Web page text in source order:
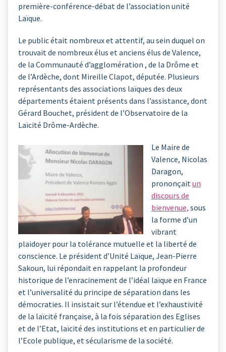
première-conférence-débat de l’association unité
Laïque.
Le public était nombreux et attentif, au sein duquel on
trouvait de nombreux élus et anciens élus de Valence,
de la Communauté d’agglomération , de la Drôme et
de l’Ardèche, dont Mireille Clapot, députée. Plusieurs
représentants des associations laïques des deux
départements étaient présents dans l’assistance, dont
Gérard Bouchet, président de l’Observatoire de la
Laïcité Drôme-Ardèche.
Le Maire de
Valence, Nicolas
Daragon,
prononçaitun
discours de
bienvenue, sous
la forme d’un
vibrant
plaidoyer pour la tolérance mutuelle et la liberté de
conscience. Le président d’Unité Laïque, Jean-Pierre
Sakoun, lui répondait en rappelant la profondeur
historique de l’enracinement de l’idéal laïque en France
et l’universalité du principe de séparation dans les
démocraties. Il insistait sur l’étendue et l’exhaustivité
de la laïcité française, à la fois séparation des Eglises
et de l’Etat, laïcité des institutions et en particulier de
l’Ecole publique, et sécularisme de la société.